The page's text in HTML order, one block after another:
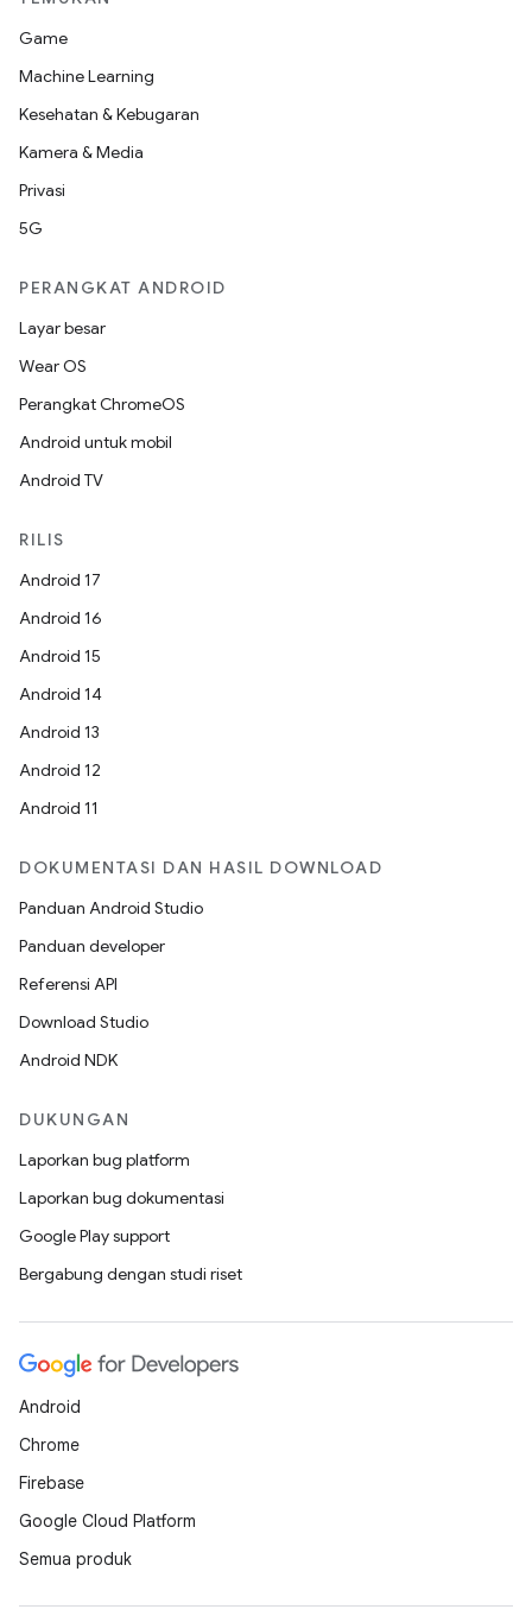
Game
Machine Learning
Kesehatan & Kebugaran
Kamera & Media
Privasi
5G
PERANGKAT ANDROID
Layar besar
Wear OS
Perangkat ChromeOS
Android untuk mobil
Android TV
RILIS
Android 17
Android 16
Android 15
Android 14
Android 13
Android 12
Android 11
DOKUMENTASI DAN HASIL DOWNLOAD
Panduan Android Studio
Panduan developer
Referensi API
Download Studio
Android NDK
DUKUNGAN
Laporkan bug platform
Laporkan bug dokumentasi
Google Play support
Bergabung dengan studi riset
Android
Chrome
Firebase
Google Cloud Platform
Semua produk